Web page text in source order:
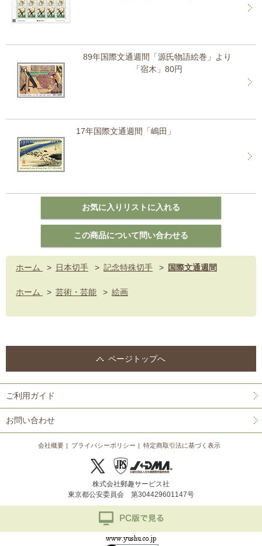
89年国際文通週間「源氏物語絵巻」より
「宿木」80円
17年国際文通週間「嶋田」
ホーム > 日本切手 > 記念特殊切手 > 国際文通週間
ホーム > 芸術・芸能 > 絵画
ページトップへ
ご利用ガイド
お問い合わせ
会社概要 プライバシーポリシー 特定商取引法に基づく表示
株式会社郵趣サービス社
東京都公安委員会 第304429601147号